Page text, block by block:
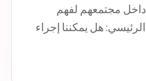
داخل مجتمعهم لفهم
هل يمكننا إجراء